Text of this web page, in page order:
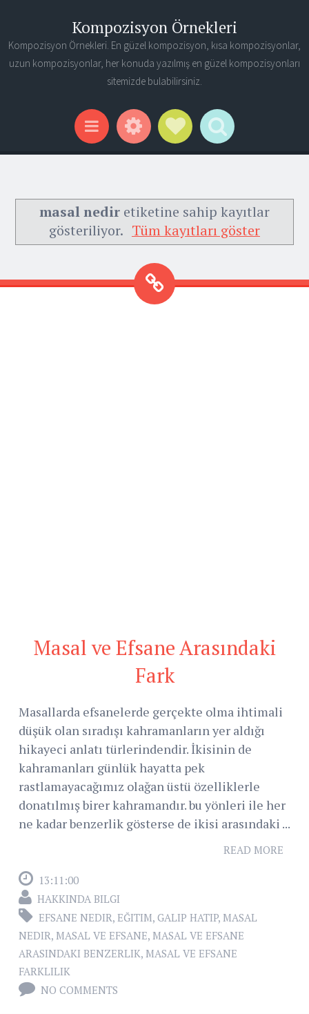
Kompozisyon Örnekleri
Kompozisyon Örnekleri. En güzel kompozisyon, kısa kompozisyonlar,
uzun kompozisyonlar, her konuda yazılmış en güzel kompozisyonları
sitemizde bulabilirsiniz.
Menu WidgetsSocial Links
Search
masal nedir etiketine sahip kayıtlar
gösteriliyor. Tüm kayıtları göster
Masal ve Efsane Arasındaki
Fark
Masallarda efsanelerde gerçekte olma ihtimali
düşük olan sıradışı kahramanların yer aldığı
hikayeci anlatı türlerindendir. İkisinin de
kahramanları günlük hayatta pek
rastlamayacağımız olağan üstü özelliklerle
donatılmış birer kahramandır. bu yönleri ile her
ne kadar benzerlik gösterse de ikisi arasındaki ...
READ MORE
13:11:00
HAKKINDA BILGI
EFSANE NEDIR, EĞITIM, GALIP HATIP, MASAL
NEDIR, MASAL VE EFSANE, MASAL VE EFSANE
ARASINDAKI BENZERLIK, MASAL VE EFSANE
FARKLILIK
NO COMMENTS